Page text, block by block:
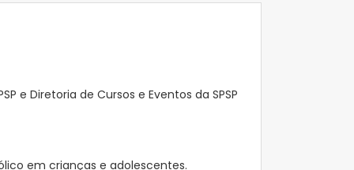
e Diretoria de Cursos e Eventos da SPSP
em crianças e adolescentes.